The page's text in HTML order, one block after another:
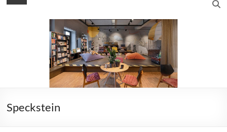
Speckstein